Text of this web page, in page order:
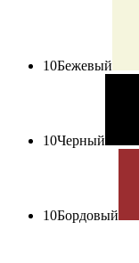
10Бежевый
10Черный
10Бордовый